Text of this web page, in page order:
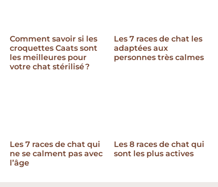
Comment savoir si les
croquettes Caats sont
les meilleures pour
votre chat stérilisé ?
Les 7 races de chat les
adaptées aux
personnes très calmes
Les 7 races de chat qui
ne se calment pas avec
l’âge
Les 8 races de chat qui
sont les plus actives